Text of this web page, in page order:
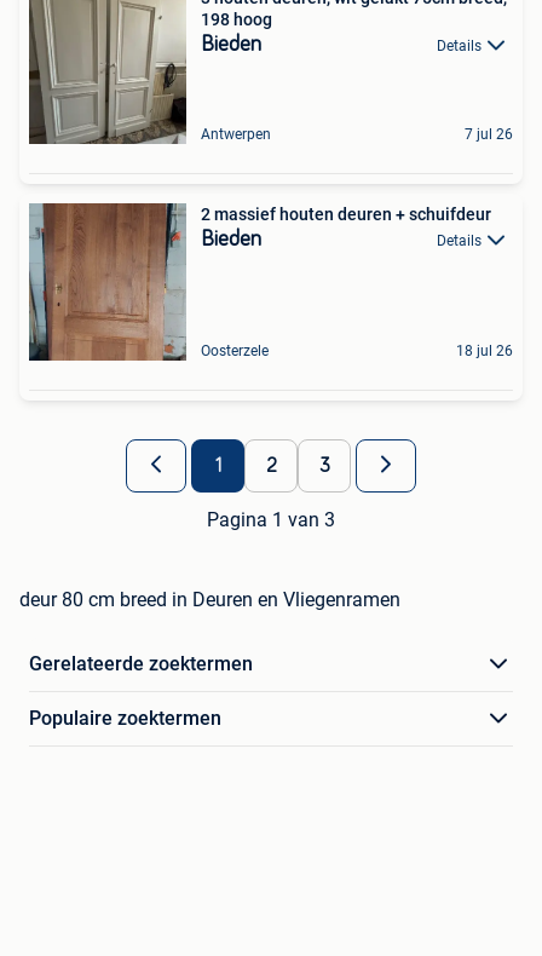
198 hoog
Bieden Details
Antwerpen 7 jul 26
2 massief houten deuren + schuifdeur
Bieden Details
Oosterzele 18 jul 26
1 2 3
Pagina 1 van 3
deur 80 cm breed in Deuren en Vliegenramen
Gerelateerde zoektermen
Populaire zoektermen